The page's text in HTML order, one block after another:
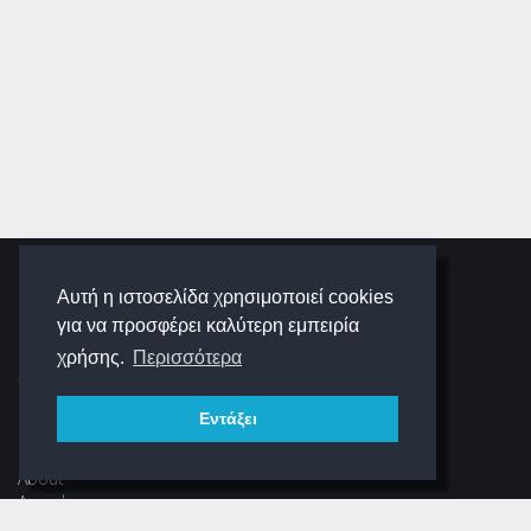
Αυτή η ιστοσελίδα χρησιμοποιεί cookies
για να προσφέρει καλύτερη εμπειρία
χρήσης. Περισσότερα
Εντάξει
SCHOOLIGANS
SCHOOLWAVE
ΠΛΟΉΓΗΣΗ
About
Αρχική